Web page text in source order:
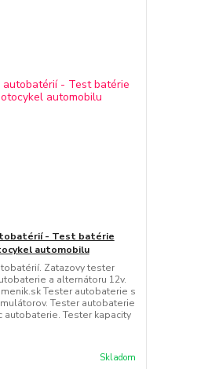
- Test batérie
automobilu
Zatazovy tester
a alternátoru 12v.
Tester autobaterie s
Tester autobaterie
autobaterie. Tester kapacity
Skladom